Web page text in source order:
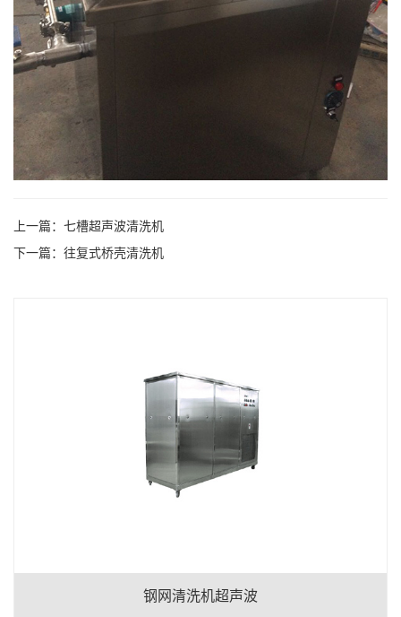
上一篇： 七槽超声波清洗机
下一篇： 往复式桥壳清洗机
钢网清洗机超声波